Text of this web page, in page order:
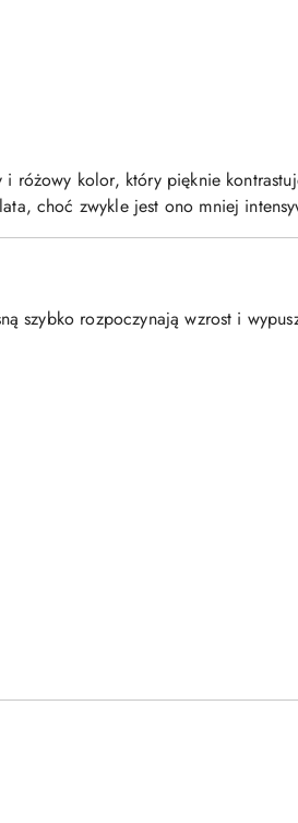
różowy kolor, który pięknie
choć zwykle jest ono mniej
szybko rozpoczynają wzrost i